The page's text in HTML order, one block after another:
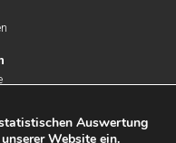
Auswertung
Website ein.